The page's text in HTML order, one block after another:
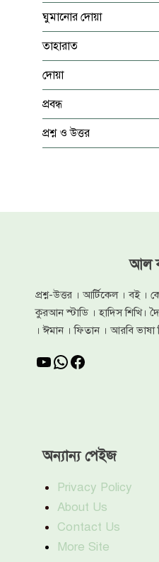
ঘুমানোর দোয়া
তাহারাত
দোয়া
প্রবন্ধ
প্রশ্ন ও উত্তর
আল
প্রশ্ন-উত্তর । আর্টিকেল । বই ।
কুরআন স্টাডি । হাদিস শিখি।
। ঈমান । ফিতান । আরবি ভাষা
YouTube
WhatsApp
Facebook
অন্যান্য পেইজ
Privacy Policy
About Us
Contact Us
More Site